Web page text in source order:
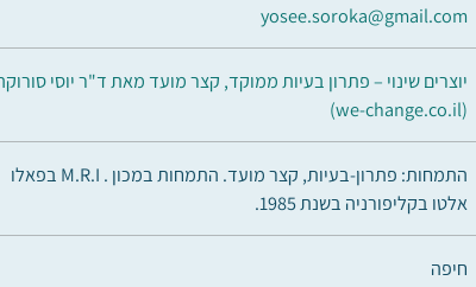
yosee.soroka@gmail.com
יוצרים שינוי – פתרון בעיות ממוקד, קצר מועד מאת ד"ר יוסי
(we-change.co.il)
התמחות: פתרון-בעיות, קצר מועד. התמחות במכון . M.R.I בפאלו
אלטו בקליפורניה בשנת 1985.
חיפה